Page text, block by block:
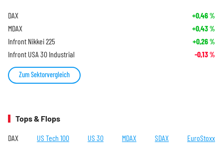
DAX +0,46%
MDAX +0,43%
Infront Nikkei 225 +0,26%
Infront USA 30 Industrial -0,13%
Zum Sektorvergleich
Tops & Flops
DAX US Tech 100 US 30 MDAX SDAX EuroStoxx